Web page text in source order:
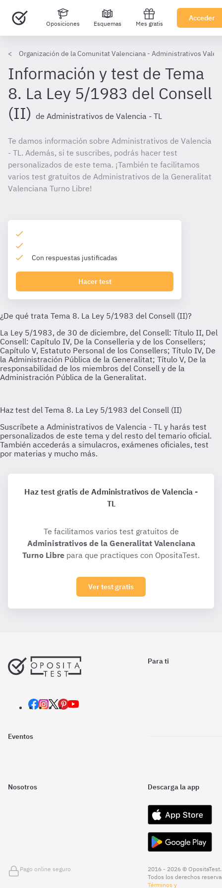
Oposiciones Esquemas Mes gratis
Acceder
Organización de la Comunitat Valenciana - Administrativos
Información y test de Tema
8. La Ley 5/1983 del Consell
(II) de Administrativos de Valencia - TL
Te damos información sobre Administrativos de Valencia
- TL. Además, si te suscribes, podrás hacer test
personalizados de este tema. ¡También te facilitamos
varios test gratuitos de Administrativos de la Generalitat
Valenciana Turno Libre!
Con respuestas justificadas
Hacer test
Haz test gratis de Administrativos de Valencia -
TL
Te facilitamos varios test gratuitos de
Administrativos de la Generalitat Valenciana
Turno Libre para que practiques con OpositaTest.
Ver test gratis
Para ti
Eventos
Nosotros Descarga la app
Pago online seguro
2016 - 2026 © OpositaTest.
Todos los derechos
Términos y